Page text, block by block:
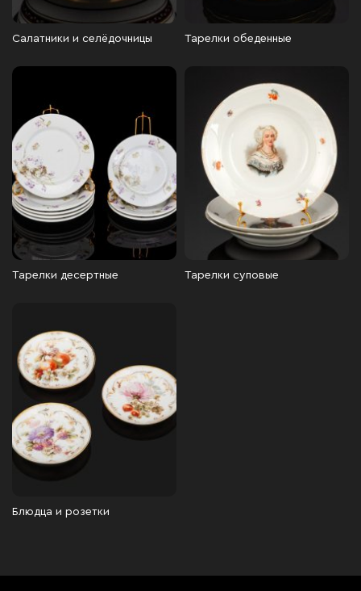
Салатники и селёдочницы Тарелки обеденные
Тарелки десертные Тарелки суповые
Блюдца и розетки